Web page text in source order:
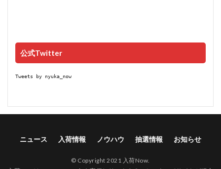
公式Twitter
Tweets by nyuka_now
ニュース 入荷情報 ノウハウ 抽選情報 お知らせ
© Copyright 2021 入荷Now.